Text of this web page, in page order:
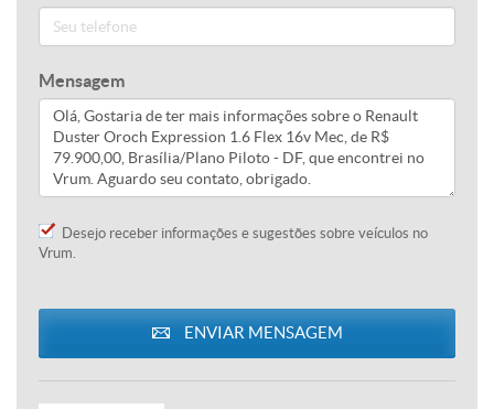
Mensagem
Desejo receber informações e sugestões sobre veículos no
Vrum.
ENVIAR MENSAGEM